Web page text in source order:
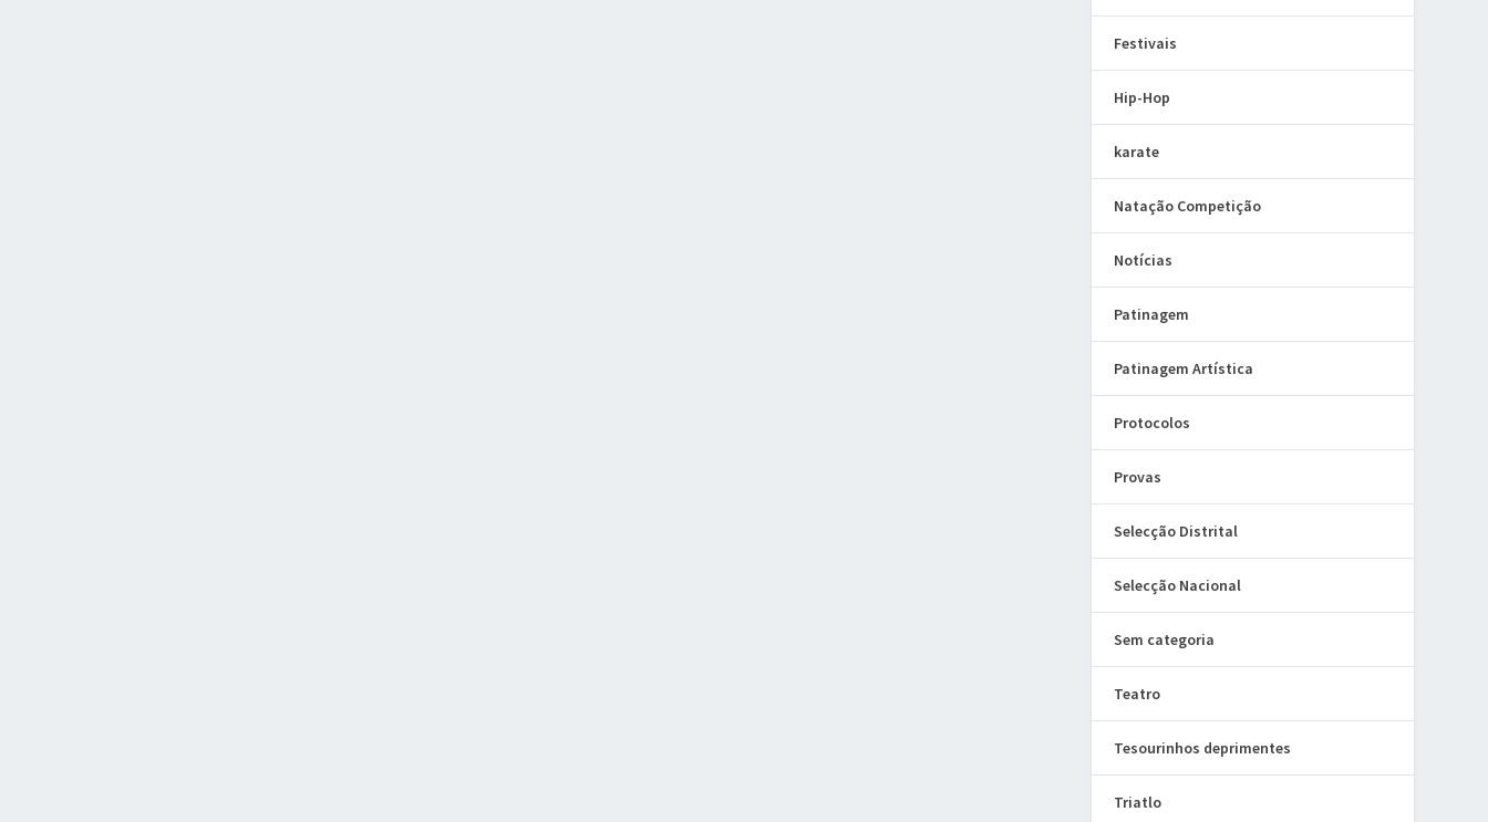
Festivais
Hip-Hop
karate
Natação Competição
Notícias
Patinagem
Patinagem Artística
Protocolos
Provas
Selecção Distrital
Selecção Nacional
Sem categoria
Teatro
Tesourinhos deprimentes
Triatlo